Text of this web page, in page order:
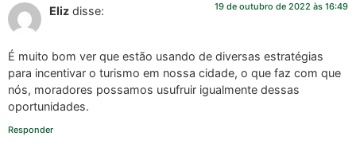
Eliz disse: 19 de outubro de 2022 às 16:49
É muito bom ver que estão usando de diversas estratégias
para incentivar o turismo em nossa cidade, o que faz com que
nós, moradores possamos usufruir igualmente dessas
oportunidades.
Responder